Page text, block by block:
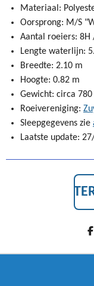
Materiaal:
Oorsprong: M/S
Aantal roeiers: 8H
Lengte waterlijn:
Breedte: 2.10 m
Hoogte: 0.82 m
Gewicht: circa 780
Roeivereniging:
Sleepgegevens zie
Laatste update:
D
L